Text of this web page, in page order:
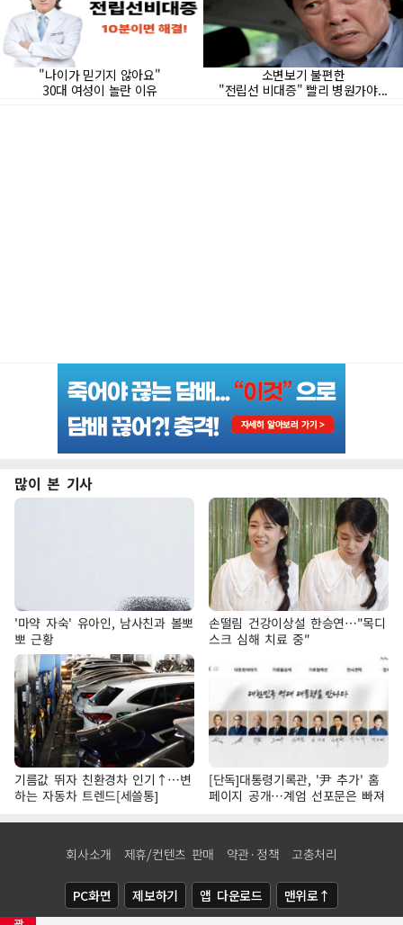
많이 본 기사
'마약 자숙' 유아인, 남사친과 볼뽀
뽀 근황
손떨림 건강이상설 한승연…"목디
스크 심해 치료 중"
기름값 뛰자 친환경차 인기↑…변
하는 자동차 트렌드[세쓸통]
[단독]대통령기록관, '尹 추가' 홈
페이지 공개…계엄 선포문은 빠져
회사소개 제휴/컨텐츠 판매 약관·정책 고충처리
PC화면 제보하기 앱 다운로드 맨위로↑